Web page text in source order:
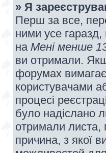
» Я
Перш за все,
ними усе
на Мені менше
ви отримали.
форумах
користувачами
процесі
було надіслано
отримали листа,
причина, з якої